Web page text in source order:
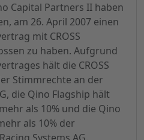
Capital Partners II haben
am 26. April 2007 einen
mit CROSS
zu haben. Aufgrund
hält die CROSS
Stimmrechte an der
die Qino Flagship hält
als 10% und die Qino
als 10% der